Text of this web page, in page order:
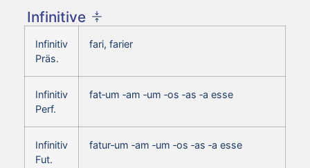
Infinitive
Infinitiv
Präs.
fari, farier
Infinitiv
Perf.
fat‑um ‑am ‑um ‑os ‑as ‑a esse
Infinitiv
Fut.
fatur‑um ‑am ‑um ‑os ‑as ‑a esse